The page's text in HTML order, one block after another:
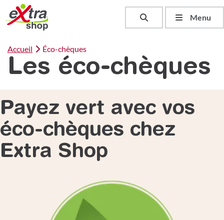
Toggle searchMenu
Accueil Éco-chèques
Les éco-chèques
Payez vert avec vos
éco-chèques chez
Extra Shop